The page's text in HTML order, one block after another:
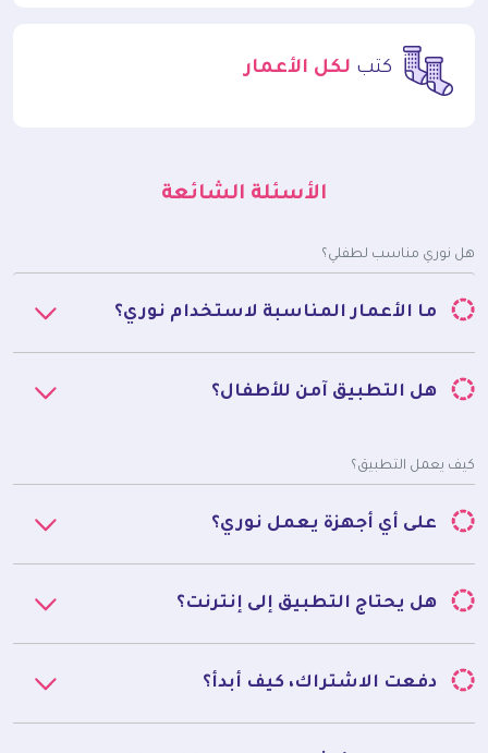
كتب لكل الأعمار
الأسئلة الشائعة
هل نوري مناسب لطفلي؟
ما الأعمار المناسبة لاستخدام نوري؟
هل التطبيق آمن للأطفال؟
كيف يعمل التطبيق؟
على أي أجهزة يعمل نوري؟
هل يحتاج التطبيق إلى إنترنت؟
دفعت الاشتراك، كيف أبدأ؟